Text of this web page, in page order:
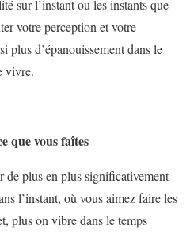
sur l’instant ou les instants que
votre perception et votre
plus d’épanouissement dans le
vivre.
que vous faîtes
de plus en plus significativement
l’instant, où vous aimez faire les
plus on vibre dans le temps